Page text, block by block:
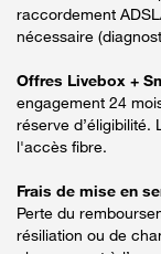
raccordement
nécessaire
Offres Livebox +
engagement 24
réserve d’éligibilité.
l'accès fibre.
Frais de mise en
Perte du
résiliation ou de